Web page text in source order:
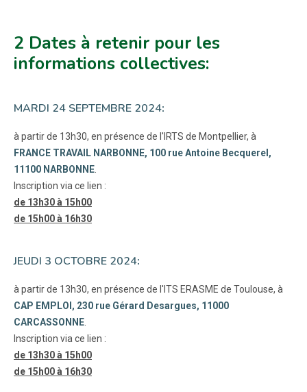
2 Dates à retenir pour les
informations collectives:
MARDI 24 SEPTEMBRE 2024:
à partir de 13h30, en présence de l'IRTS de Montpellier, à
FRANCE TRAVAIL NARBONNE, 100 rue Antoine Becquerel,
11100 NARBONNE
Inscription via ce lien :
de 13h30 à 15h00
de 15h00 à 16h30
JEUDI 3 OCTOBRE 2024:
à partir de 13h30, en présence de l'ITS ERASME de Toulouse, à
CAP EMPLOI, 230 rue Gérard Desargues, 11000
CARCASSONNE
Inscription via ce lien :
de 13h30 à 15h00
de 15h00 à 16h30